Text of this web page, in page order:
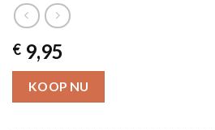
€ 9,95
KOOP NU